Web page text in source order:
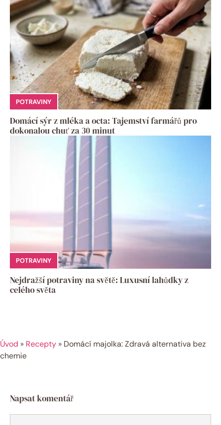
POTRAVINY
Domácí sýr z mléka a octa: Tajemství farmářů pro
dokonalou chuť za 30 minut
POTRAVINY
Nejdražší potraviny na světě: Luxusní lahůdky z
celého světa
Úvod » Recepty » Domácí majolka: Zdravá alternativa bez
chemie
Napsat komentář